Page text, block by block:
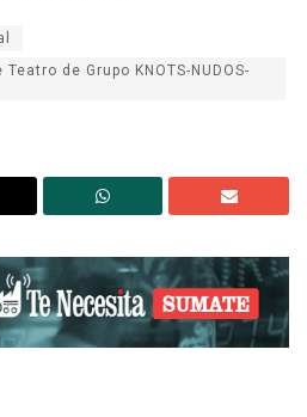
de Grupo KNOTS-NUDOS-